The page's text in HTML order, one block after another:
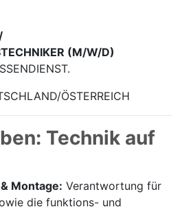
(M/W/D)
ÖSTERREICH
Technik auf
Montage: Verantwortung für
die funktions- und